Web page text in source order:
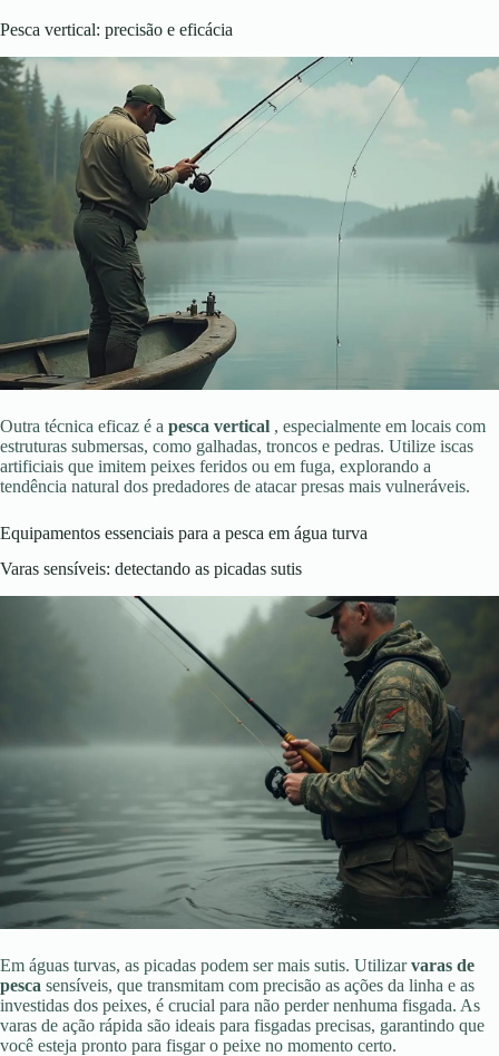
Pesca vertical: precisão e eficácia
Outra técnica eficaz é a pesca vertical , especialmente em locais com
estruturas submersas, como galhadas, troncos e pedras. Utilize iscas
artificiais que imitem peixes feridos ou em fuga, explorando a
tendência natural dos predadores de atacar presas mais vulneráveis.
Equipamentos essenciais para a pesca em água turva
Varas sensíveis: detectando as picadas sutis
Em águas turvas, as picadas podem ser mais sutis. Utilizarvaras de
pesca sensíveis, que transmitam com precisão as ações da linha e as
investidas dos peixes, é crucial para não perder nenhuma fisgada. As
varas de ação rápida são ideais para fisgadas precisas, garantindo que
você esteja pronto para fisgar o peixe no momento certo.